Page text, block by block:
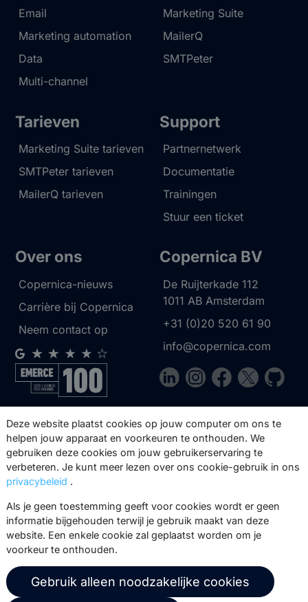
Email
Marketing automation
Data
Multi-channel
Marketing Suite
MailerQ
SMTPeter
Tarieven
Marketing Suite tarieven
SMTPeter tarieven
MailerQ tarieven
Support
Partnernetwerk
Documentatie
Trainingen
Stuur een ticket
Over ons
Copernica-nieuws
Carrière bij Copernica
Neem contact op
Copernica BV
De Ruijterkade 112
1011 AB Amsterdam
+31 (0)20 520 61 90
info@copernica.com
Via onze nieuwsbrief blijf je op de
hoogte van onze product updates,
events, webinars, best practices en
whitepapers.
Abonneer
© 2026 Copernica B.V.
Algemene voorwaarden
Privacybeleid
Deze website plaatst cookies op jouw computer om ons te
helpen jouw apparaat en voorkeuren te onthouden. We
gebruiken deze cookies om jouw gebruikerservaring te
verbeteren. Je kunt meer lezen over ons cookie-gebruik in ons
privacybeleid .
Als je geen toestemming geeft voor cookies wordt er geen
informatie bijgehouden terwijl je gebruik maakt van deze
website. Een enkele cookie zal geplaatst worden om je
voorkeur te onthouden.
Gebruik alleen noodzakelijke cookies